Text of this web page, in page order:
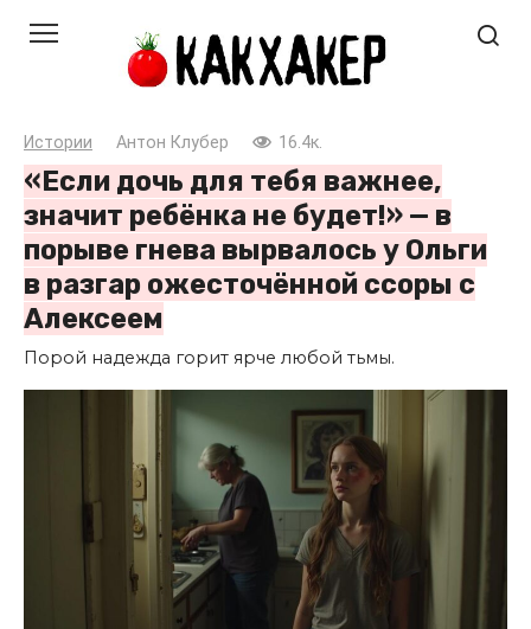
Истории Антон Клубер 16.4к.
«Если дочь для тебя важнее,
значит ребёнка не будет!» — в
порыве гнева вырвалось у Ольги
в разгар ожесточённой ссоры с
Алексеем
Порой надежда горит ярче любой тьмы.